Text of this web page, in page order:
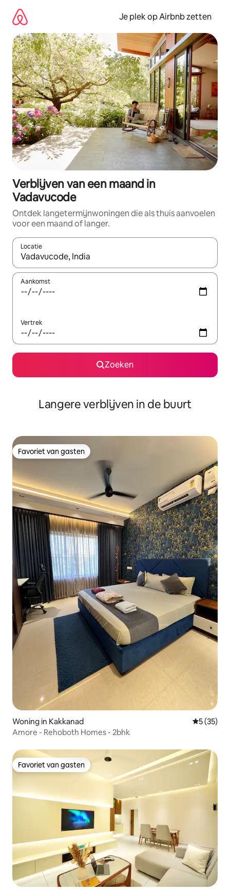
direct
naar
inhoud
Je plek op Airbnb zetten
Verblijven van een maand in
Vadavucode
Ontdek langetermijnwoningen die als thuis aanvoelen
voor een maand of langer.
Locatie
Wanneer er resultaten beschikbaar zijn, maak je een keuze
Aankomst
Vertrek
Zoeken
Langere verblijven in de buurt
Favoriet van gasten
Favoriet van gasten
Woning in Kakkanad
5 (35)
Amore - Rehoboth Homes - 2bhk
Favoriet van gasten
Favoriet van gasten